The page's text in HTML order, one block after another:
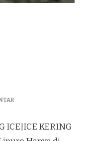
PADA
ICE|SUPLIYER
BIANG
ICE|ICE KERING